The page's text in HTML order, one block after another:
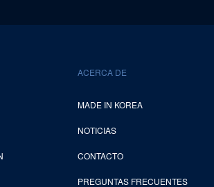
ACERCA DE
MADE IN KOREA
NOTICIAS
CONTACTO
PREGUNTAS FRECUENTES